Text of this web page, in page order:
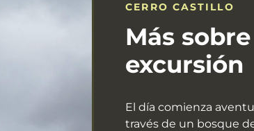
CERRO CASTILLO
Más
excursión
El día comienza
través de un bosque